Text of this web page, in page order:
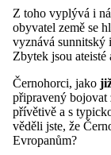
Z toho vyplývá i
obyvatel země se
vyznává sunnitský
Zbytek jsou ateisté
Černohorci, jako
připravený bojovat
přívětivě a s
věděli jste, že
Evropanům?